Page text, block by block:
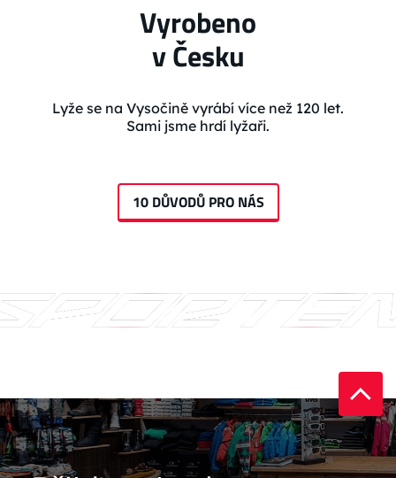
Vyrobeno
v Česku
Lyže se na Vysočině vyrábí více než 120 let.
Sami jsme hrdí lyžaři.
10 DŮVODŮ PRO NÁS